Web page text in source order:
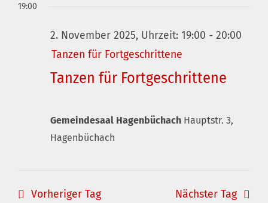
19:00
Tanzen für Fortgeschrittene
2. November 2025, Uhrzeit: 19:00 - 20:00
Tanzen für Fortgeschrittene
Gemeindesaal Hagenbüchach Hauptstr. 3,
Hagenbüchach
Vorheriger Tag Nächster Tag